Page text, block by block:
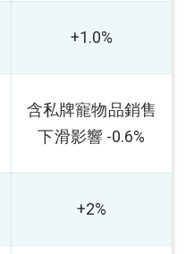
+1.0%
含私牌寵物品銷售
下滑影響 -0.6%
+2%